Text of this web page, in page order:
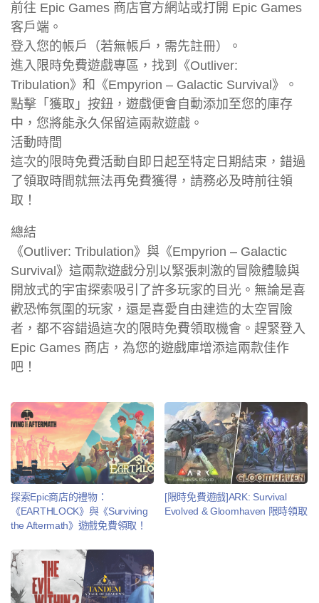
前往 Epic Games 商店官方網站或打開 Epic Games
客戶端。
登入您的帳戶（若無帳戶，需先註冊）。
進入限時免費遊戲專區，找到《Outliver:
Tribulation》和《Empyrion – Galactic Survival》。
點擊「獲取」按鈕，遊戲便會自動添加至您的庫存
中，您將能永久保留這兩款遊戲。
活動時間
這次的限時免費活動自即日起至特定日期結束，錯過
了領取時間就無法再免費獲得，請務必及時前往領
取！
總結
《Outliver: Tribulation》與《Empyrion – Galactic
Survival》這兩款遊戲分別以緊張刺激的冒險體驗與
開放式的宇宙探索吸引了許多玩家的目光。無論是喜
歡恐怖氛圍的玩家，還是喜愛自由建造的太空冒險
者，都不容錯過這次的限時免費領取機會。趕緊登入
Epic Games 商店，為您的遊戲庫增添這兩款佳作
吧！
探索Epic商店的禮物：
《EARTHLOCK》與《Surviving
the Aftermath》遊戲免費領取！
[限時免費遊戲]ARK: Survival
Evolved & Gloomhaven 限時領取